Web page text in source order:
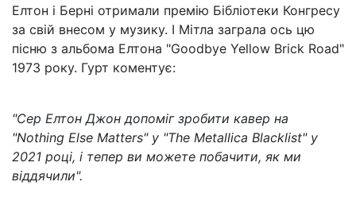
Елтон і Берні отримали премію Бібліотеки Конгресу
за свій внесом у музику. І Мітла заграла ось цю
пісню з альбома Елтона "Goodbye Yellow Brick Road"
1973 року. Гурт коментує:
"Сер Елтон Джон допоміг зробити кавер на
"Nothing Else Matters" у "The Metallica Blacklist" у
2021 році, і тепер ви можете побачити, як ми
віддячили".